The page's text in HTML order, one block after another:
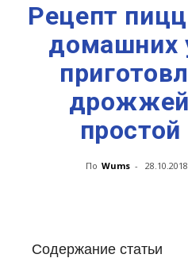
Рецепт
домашних
По Wums - 28.10.2018
Содержание статьи